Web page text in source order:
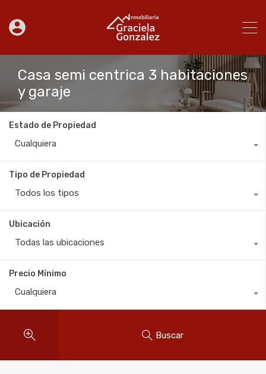
Casa semi centrica 3 habitaciones
y garaje
Estado de Propiedad
Cualquiera
Tipo de Propiedad
Todos los tipos
Ubicación
Todas las ubicaciones
Precio Mínimo
Cualquiera
Buscar